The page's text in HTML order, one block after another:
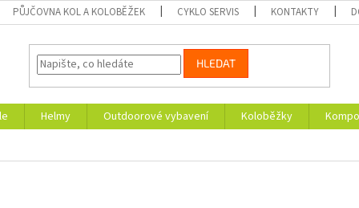
PŮJČOVNA KOL A KOLOBĚŽEK CYKLO SERVIS KONTAKTY
HLEDAT
Helmy Outdoorové vybavení Koloběžky